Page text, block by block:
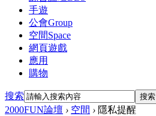
手遊
公會Group
空間Space
網頁遊戲
應用
購物
搜索 搜索
2000FUN論壇 › 空間 › 隱私提醒